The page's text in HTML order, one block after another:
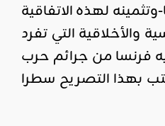
لهذه الاتفاقية
والأخلاقية التي تفرد
فرنسا من جرائم حرب
بهذا التصريح سطرا